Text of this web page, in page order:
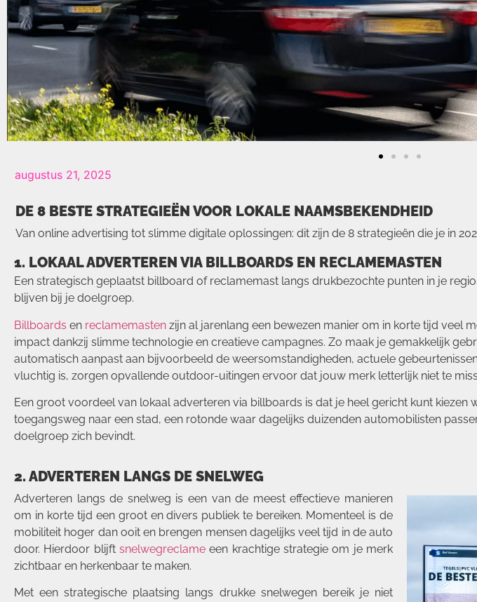
augustus 21, 2025
DE 8 BESTE STRATEGIEËN VOOR LOKALE NAAMSBEKENDHEID
Van online advertising tot slimme digitale oplossingen: dit zijn de 8 strategieën die je in
1. LOKAAL ADVERTEREN VIA BILLBOARDS EN RECLAMEMASTEN
Een strategisch geplaatst billboard of reclamemast langs drukbezochte punten in je
blijven bij je doelgroep.
Billboards en reclamemasten zijn al jarenlang een bewezen manier om in korte tijd veel
impact dankzij slimme technologie en creatieve campagnes. Zo maak je gemakkelijk
automatisch aanpast aan bijvoorbeeld de weersomstandigheden, actuele
vluchtig is, zorgen opvallende outdoor-uitingen ervoor dat jouw merk letterlijk niet te
Een groot voordeel van lokaal adverteren via billboards is dat je heel gericht kunt kiezen
toegangsweg naar een stad, een rotonde waar dagelijks duizenden automobilisten
doelgroep zich bevindt.
2. ADVERTEREN LANGS DE SNELWEG
Adverteren langs de snelweg is een van de meest effectieve manieren
om in korte tijd een groot en divers publiek te bereiken. Momenteel is de
mobiliteit hoger dan ooit en brengen mensen dagelijks veel tijd in de auto
door. Hierdoor blijft snelwegreclame een krachtige strategie om je merk
zichtbaar en herkenbaar te maken.
Met een strategische plaatsing langs drukke snelwegen bereik je niet